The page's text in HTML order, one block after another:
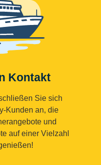
Kontakt
Sie sich
Kunden an, die
und
auf einer Vielzahl